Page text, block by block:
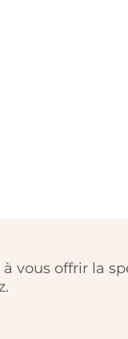
vous offrir la